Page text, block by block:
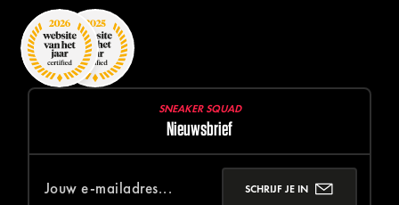
SNEAKER SQUAD
Nieuwsbrief
SCHRIJF JE IN